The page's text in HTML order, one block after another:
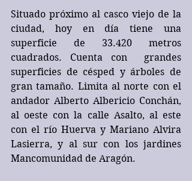
Situado próximo al casco viejo de la
ciudad, hoy en día tiene una
superficie de 33.420 metros
cuadrados. Cuenta con  grandes
superficies de césped y árboles de
gran tamaño. Limita al norte con el
andador Alberto Albericio Conchán,
al oeste con la calle Asalto, al este
con el río Huerva y Mariano Alvira
Lasierra, y al sur con los jardines
Mancomunidad de Aragón.